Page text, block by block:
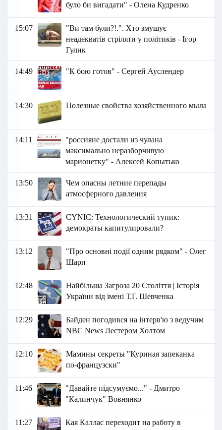
було би вигадати" - Олена Кудренко
15:07
"Ви там були?!.". Хто змушує
неадекватів стріляти у політиків - Ігор
Гулик
14:49 "К бою готов" - Сергей Ауслендер
14:30 Полезные свойства хозяйственного мыла
14:11
"россияне достали из чулана
максимально неразборчивую
марионетку" - Алексей Копытько
13:50
Чем опасны летние перепады
атмосферного давления
13:31
СYNIC: Технологический тупик:
демократы капитулировали?
13:12
"Про основні події одним рядком" - Олег
Шарп
12:48
Найбільша Загроза 20 Століття | Історія
України від імені Т.Г. Шевченка
12:29
Байден погодився на інтерв'ю з ведучим
NBC News Лестером Холтом
12:10
Мамины секреты "Куриная запеканка
по-французски"
11:46
"Давайте підсумуємо..." - Дмитро
"Калинчук" Вовнянко
11:27
Кая Каллас переходит на работу в